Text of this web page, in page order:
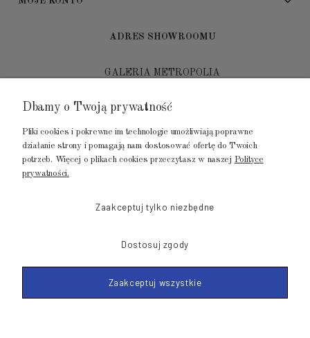
ADRES SHOWROOMU
GALERIA METROPOLIA
80-452 Gdańsk
tel.: 502 104 104
mail: biuro@luksusowysen.pl
Made with
Dbamy o Twoją prywatność
Pliki cookies i pokrewne im technologie umożliwiają poprawne
działanie strony i pomagają nam dostosować ofertę do Twoich
potrzeb. Więcej o plikach cookies przeczytasz w naszej Polityce
prywatności.
Zaakceptuj tylko niezbędne
Dostosuj zgody
Zaakceptuj wszystkie